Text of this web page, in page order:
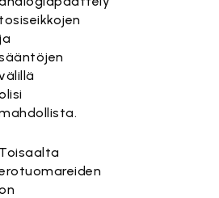
tosiseikkojen
ja
Toisaalta